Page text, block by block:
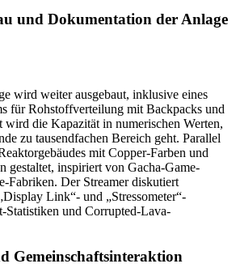
und Dokumentation der Anlage
wird weiter ausgebaut, inklusive eines
für Rohstoffverteilung mit Backpacks und
wird die Kapazität in numerischen Werten,
zu tausendfachen Bereich geht. Parallel
mit Copper-Farben und
gestaltet, inspiriert von Gacha-Game-
Fabriken. Der Streamer diskutiert
Link“- und „Stressometer“-
und Corrupted-Lava-
Gemeinschaftsinteraktion